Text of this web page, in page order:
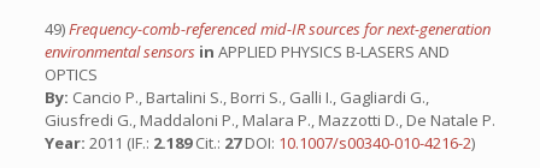
49)Frequency-comb-referenced mid-IR sources for next-generation
environmental sensors in APPLIED PHYSICS B-LASERS AND
OPTICS
By: Cancio P., Bartalini S., Borri S., Galli I., Gagliardi G.,
Giusfredi G., Maddaloni P., Malara P., Mazzotti D., De Natale P.
Year: 2011 (IF.: 2.189Cit.: 27DOI: 10.1007/s00340-010-4216-2)